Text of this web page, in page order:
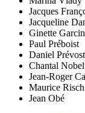
Jacques
Jacqueline
Ginette Garcin
Paul Préboist
Daniel Prévost
Chantal Nobel
Jean-Roger
Maurice Risch
Jean Obé